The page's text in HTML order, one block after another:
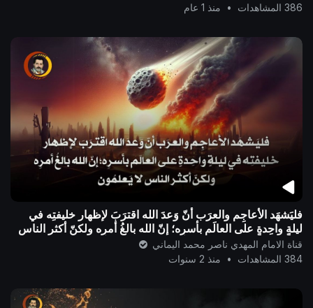
386 المشاهدات
• منذ 1 عام
فليَشهَد الأعاجِم والعرَب أنّ وَعدَ الله اقترَبَ لإظهار خليفتِه في
ليلةٍ واحِدةٍ على العالَم بأسرِه؛ إنّ الله بالغُ أمرِه ولكنّ أكثر الناس
ل
قناة الامام المهدي ناصر محمد اليماني
384 المشاهدات
• منذ 2 سنوات